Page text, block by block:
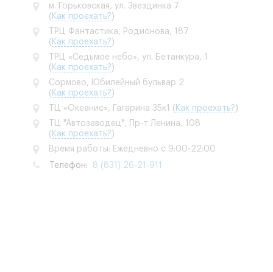
м. Горьковская, ул. Звездинка 7
( Как проехать?)
ТРЦ Фантастика, Родионова, 187
( Как проехать?)
ТРЦ «Седьмое небо», ул. Бетанкура, 1
( Как проехать?)
Сормово, Юбилейный бульвар 2
( Как проехать?)
ТЦ «Океанис», Гагарина 35к1 ( Как проехать?)
ТЦ "Автозаводец", Пр-т Ленина, 108
( Как проехать?)
Время работы: Ежедневно с 9:00-22:00
Телефон: 8 (831) 26-21-911